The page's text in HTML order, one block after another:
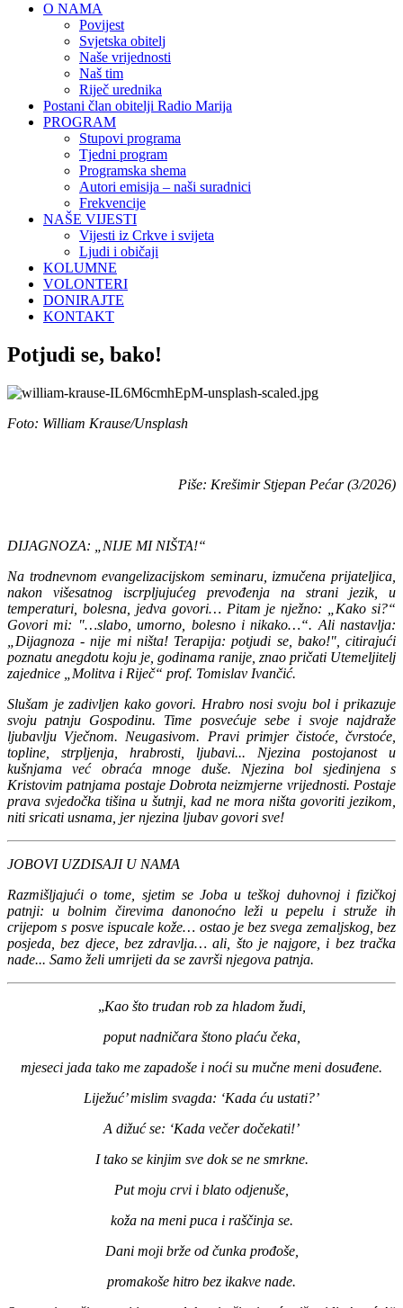
O NAMA
Povijest
Svjetska obitelj
Naše vrijednosti
Naš tim
Riječ urednika
Postani član obitelji Radio Marija
PROGRAM
Stupovi programa
Tjedni program
Programska shema
Autori emisija – naši suradnici
Frekvencije
NAŠE VIJESTI
Vijesti iz Crkve i svijeta
Ljudi i običaji
KOLUMNE
VOLONTERI
DONIRAJTE
KONTAKT
Potjudi se, bako!
Foto: William Krause/Unsplash
Piše: Krešimir Stjepan Pećar (3/2026)
DIJAGNOZA: „NIJE MI NIŠTA!“
Na trodnevnom evangelizacijskom seminaru, izmučena prijateljica,
nakon višesatnog iscrpljujućeg prevođenja na strani jezik, u
temperaturi, bolesna, jedva govori… Pitam je nježno: „Kako si?“
Govori mi: "…slabo, umorno, bolesno i nikako…“. Ali nastavlja:
„Dijagnoza - nije mi ništa! Terapija: potjudi se, bako!", citirajući
poznatu anegdotu koju je, godinama ranije, znao pričati Utemeljitelj
zajednice „Molitva i Riječ“ prof. Tomislav Ivančić.
Slušam je zadivljen kako govori. Hrabro nosi svoju bol i prikazuje
svoju patnju Gospodinu. Time posvećuje sebe i svoje najdraže
ljubavlju Vječnom. Neugasivom. Pravi primjer čistoće, čvrstoće,
topline, strpljenja, hrabrosti, ljubavi... Njezina postojanost u
kušnjama već obraća mnoge duše. Njezina bol sjedinjena s
Kristovim patnjama postaje Dobrota neizmjerne vrijednosti. Postaje
prava svjedočka tišina u šutnji, kad ne mora ništa govoriti jezikom,
niti sricati usnama, jer njezina ljubav govori sve!
JOBOVI UZDISAJI U NAMA
Razmišljajući o tome, sjetim se Joba u teškoj duhovnoj i fizičkoj
patnji: u bolnim čirevima danonoćno leži u pepelu i struže ih
crijepom s posve ispucale kože… ostao je bez svega zemaljskog, bez
posjeda, bez djece, bez zdravlja… ali, što je najgore, i bez tračka
nade... Samo želi umrijeti da se završi njegova patnja.
„Kao što trudan rob za hladom žudi,
poput nadničara štono plaću čeka,
mjeseci jada tako me zapadoše i noći su mučne meni dosuđene.
Liježuć’ mislim svagda: ‘Kada ću ustati?’
A dižuć se: ‘Kada večer dočekati!’
I tako se kinjim sve dok se ne smrkne.
Put moju crvi i blato odjenuše,
koža na meni puca i raščinja se.
Dani moji brže od čunka prođoše,
promakoše hitro bez ikakve nade.